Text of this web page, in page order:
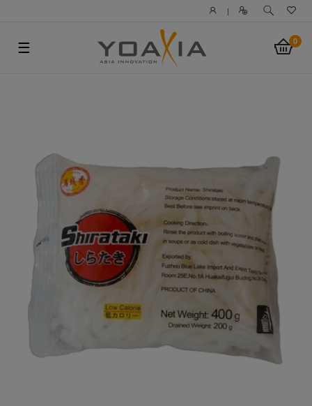
|
0
☰